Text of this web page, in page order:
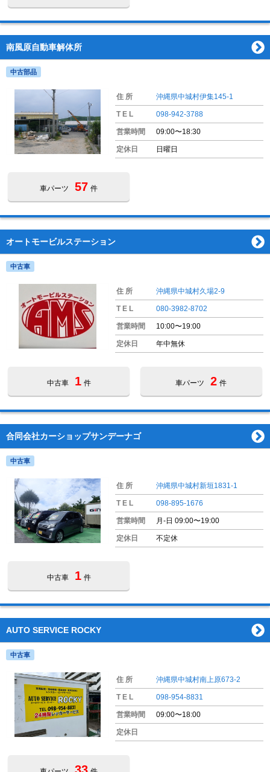
南風原自動車解体所
中古部品
住 所 沖縄県中城村伊集145-1
T E L 098-942-3788
営業時間 09:00〜18:30
定休日 日曜日
車パーツ 57 件
オートモービルステーション
中古車
住 所 沖縄県中城村久場2-9
T E L 080-3982-8702
営業時間 10:00〜19:00
定休日 年中無休
中古車 1 件 車パーツ 2 件
合同会社カーショップサンデーナゴ
中古車
住 所 沖縄県中城村新垣1831-1
T E L 098-895-1676
営業時間 月-日 09:00〜19:00
定休日 不定休
中古車 1 件
AUTO SERVICE ROCKY
中古車
住 所 沖縄県中城村南上原673-2
T E L 098-954-8831
営業時間 09:00〜18:00
定休日